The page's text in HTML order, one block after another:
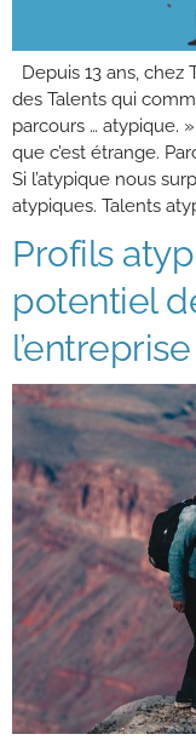
Depuis 13 ans, chez
des Talents qui
parcours … atypique.
que c’est étrange.
Si l’atypique nous
atypiques. Talents
Profils
potentiel
l’entreprise